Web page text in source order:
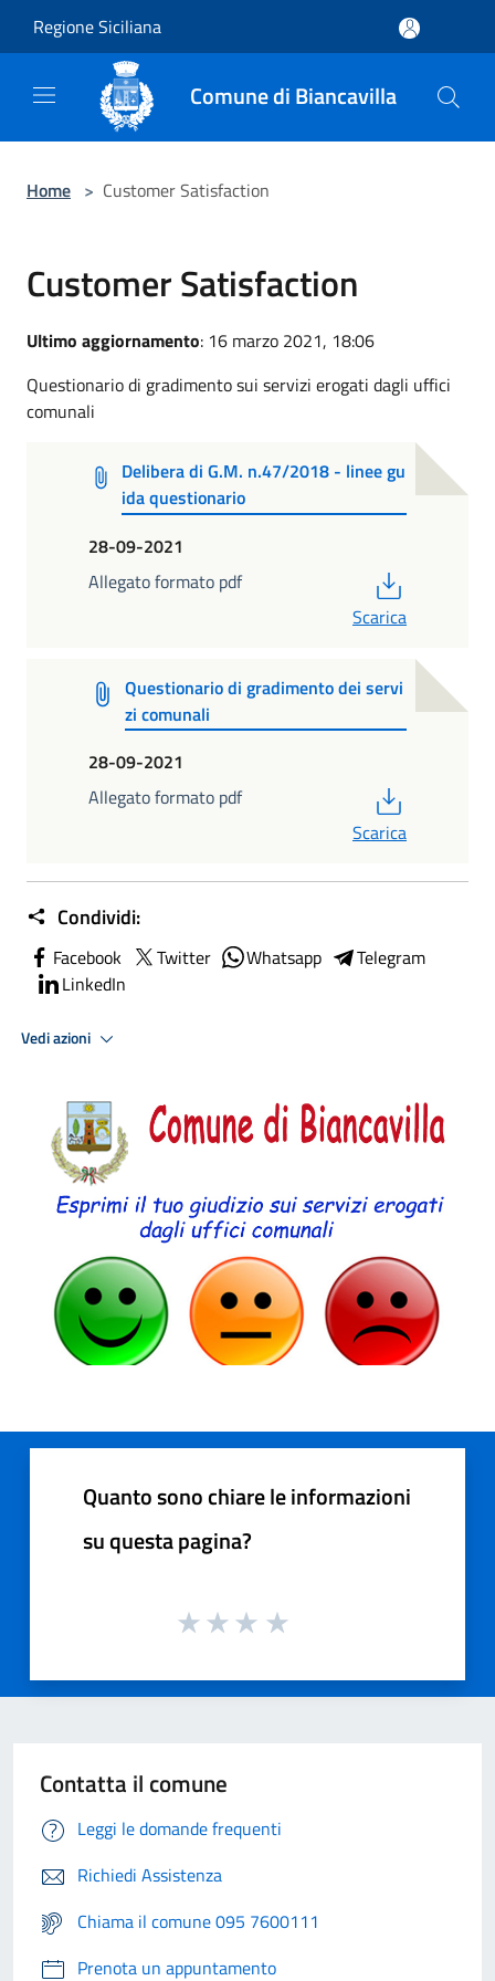
Regione Siciliana
Comune di Biancavilla
Home > Customer Satisfaction
Customer Satisfaction
Ultimo aggiornamento: 16 marzo 2021, 18:06
Questionario di gradimento sui servizi erogati dagli uffici
comunali
Delibera di G.M. n.47/2018 - linee gu
ida questionario
28-09-2021
Allegato formato pdf
Scarica
Questionario di gradimento dei servi
zi comunali
28-09-2021
Allegato formato pdf
Scarica
Condividi:
Facebook Twitter Whatsapp
Telegram
LinkedIn
Vedi azioni
Quanto sono chiare le informazioni
su questa pagina?
Contatta il comune
Leggi le domande frequenti
Richiedi Assistenza
Chiama il comune 095 7600111
Prenota un appuntamento